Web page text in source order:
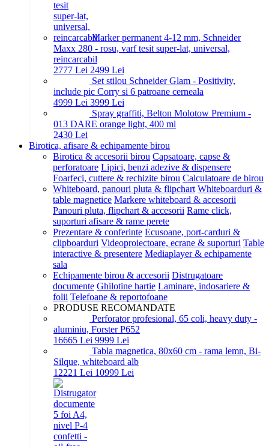
Marker permanent 4-12 mm, Schneider
Maxx 280 - rosu, varf tesit super-lat, universal,
reincarcabil
2777 Lei 2499 Lei
Set stilou Schneider Glam - Positivity,
include pic Corry si 6 patroane cerneala
4999 Lei 3999 Lei
Spray graffiti, Belton Molotow Premium -
013 DARE orange light, 400 ml
2430 Lei
Birotica, afisare & echipamente birou
Birotica & accesorii birou Capsatoare, capse &
perforatoare Lipici, benzi adezive & dispensere
Foarfeci, cuttere & rechizite birou Calculatoare de birou
Whiteboard, panouri pluta & flipchart Whiteboarduri &
table magnetice Markere whiteboard & accesorii
Panouri pluta, flipchart & accesorii Rame click,
suporturi afisare & rame perete
Prezentare & conferinte Ecusoane, port-carduri &
clipboarduri Videoproiectoare, ecrane & suporturi Table
interactive & presentere Mediaplayer & echipamente
sala
Echipamente birou & accesorii Distrugatoare
documente Ghilotine hartie Laminare, indosariere &
folii Telefoane & reportofoane
PRODUSE RECOMANDATE
Perforator profesional, 65 coli, heavy duty -
aluminiu, Forster P652
16665 Lei 9999 Lei
Tabla magnetica, 80x60 cm - rama lemn, Bi-
Silque, whiteboard alb
12221 Lei 10999 Lei